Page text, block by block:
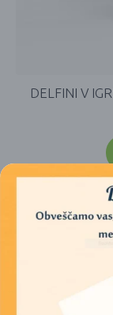
DELFINI V